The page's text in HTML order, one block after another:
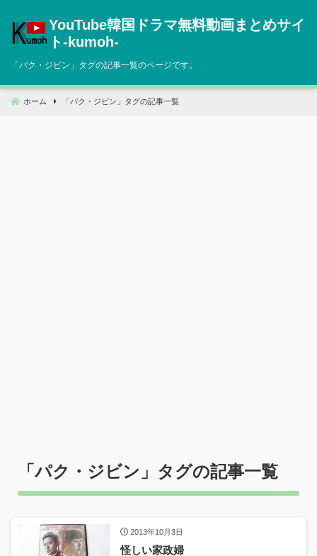
へ
動
YouTube韓国ドラマ無料動画まとめサイ
ト‐kumoh‐
「パク・ジビン 」タグの記事一覧のページです。
ホーム 「 パク・ジビン 」タグの記事一覧
「パク・ジビン 」タグの記事一覧
2013年10月3日
怪しい家政婦